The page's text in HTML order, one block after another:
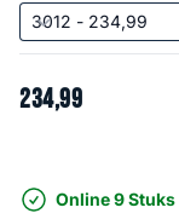
234,99
Online 9 Stuks